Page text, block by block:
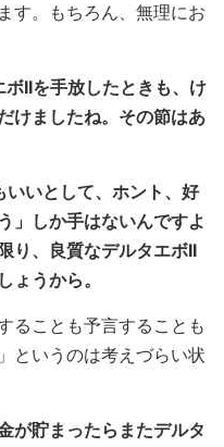
す。もちろん、無理にお
IIを手放したときも、け
けましたね。その節はあ
いとして、ホント、好
」しか手はないんですよ
り、良質なデルタエボII
ょうから。
ることも予言することも
というのは考えづらい状
貯まったらまたデルタ